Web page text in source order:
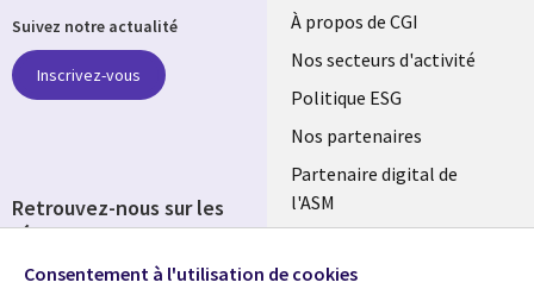
Useful
links
FRANCE
À propos de CGI
Nos secteurs d'activité
Politique ESG
Nos partenaires
Partenaire digital de
l'ASM
Fusions
Suivez notre actualité
Inscrivez-vous
Retrouvez-nous sur les
réseaux
Social
Consentement à l'utilisation de cookies